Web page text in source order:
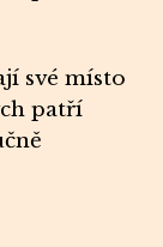
své místo
patří